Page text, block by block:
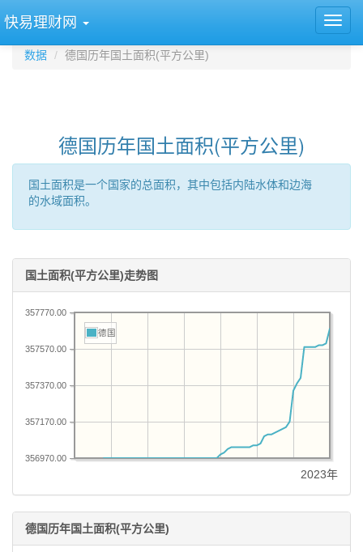
快易理财网
数据 德国历年国土面积(平方公里)
德国历年国土面积(平方公里)
国土面积是一个国家的总面积，其中包括内陆水体和边海
的水域面积。
国土面积(平方公里)走势图
356970.00
357170.00
357370.00
357570.00
357770.00
德国
2023年
德国历年国土面积(平方公里)